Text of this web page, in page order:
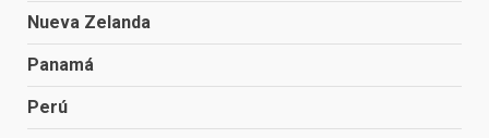
Nueva Zelanda
Panamá
Perú